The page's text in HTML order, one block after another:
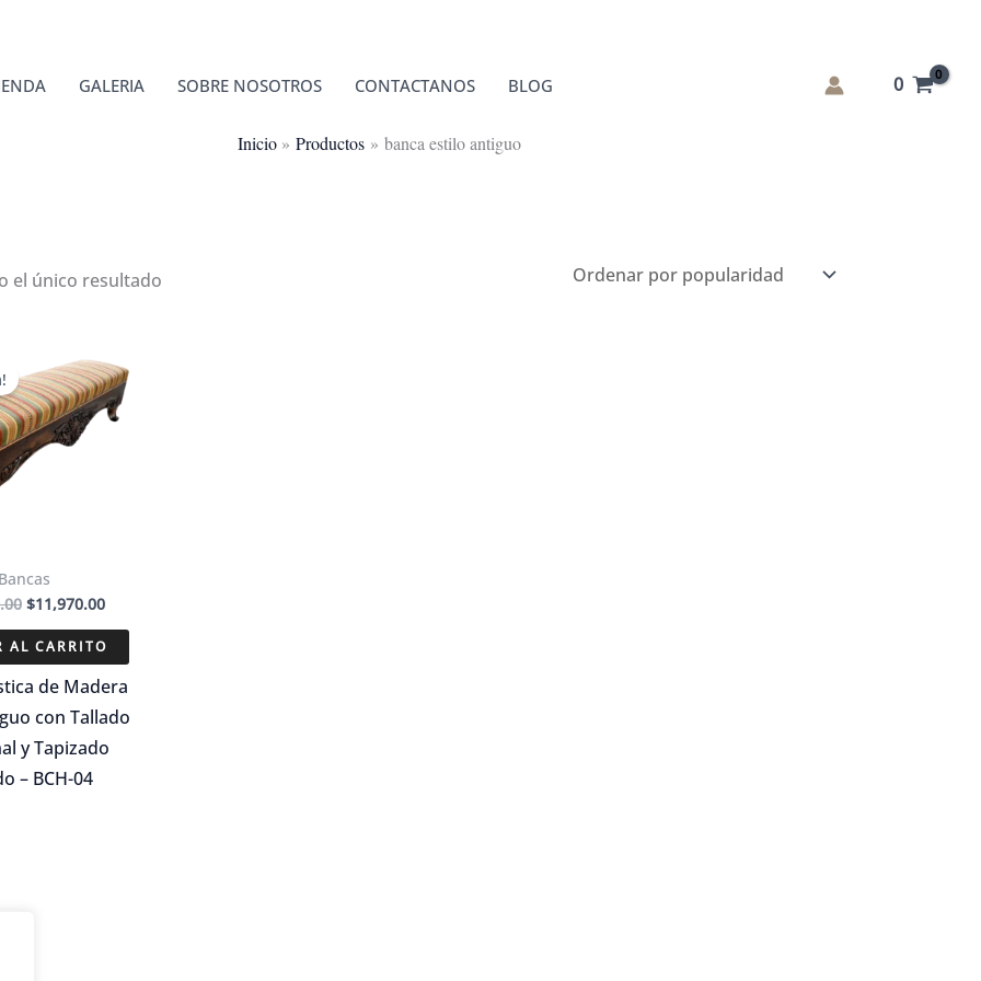
GALERIA SOBRE NOSOTROS CONTACTANOS BLOG 0
Inicio Productos banca estilo antiguo
el único resultado
Bancas
El
original
era:
$17,100.00.
$11,970.00El
actual
es:
$11,970.00.
AL CARRITO
de Madera
con Tallado
y Tapizado
– BCH-04